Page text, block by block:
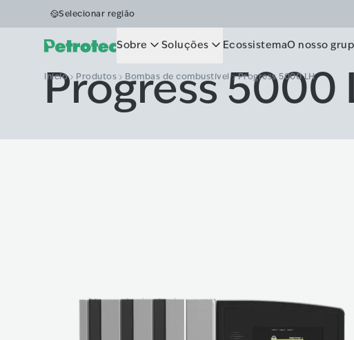
Selecionar região
Sobre Soluções EcossistemaO nosso
Início Produtos Bombas de combustível Progress 5000 LH
Progress 5000